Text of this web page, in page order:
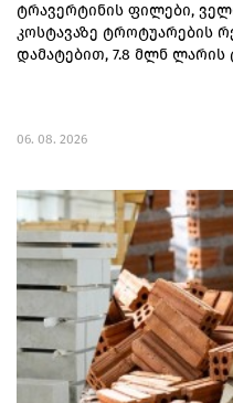
ტრავერტინის ფილები,
კოსტავაზე ტროტუარების
დამატებით, 7.8 მლნ
06. 08. 2026